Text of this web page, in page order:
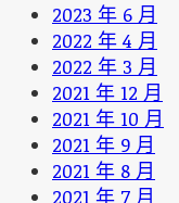
2023 年 6 月
2022 年 4 月
2022 年 3 月
2021 年 12 月
2021 年 10 月
2021 年 9 月
2021 年 8 月
2021 年 7 月